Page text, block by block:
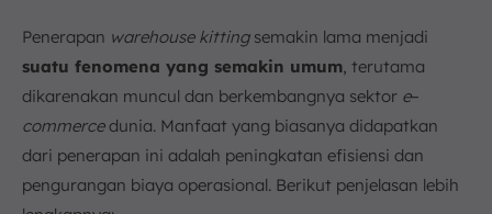
Penerapan warehouse kittingsemakin lama menjadi
suatu fenomena yang semakin umum , terutama
dikarenakan muncul dan berkembangnya sektor e–
commercedunia. Manfaat yang biasanya didapatkan
dari penerapan ini adalah peningkatan efisiensi dan
pengurangan biaya operasional. Berikut penjelasan lebih